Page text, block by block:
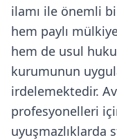
ilamı ile önemli
hem paylı
hem de usul
kurumunun
irdelemektedir.
profesyonelleri